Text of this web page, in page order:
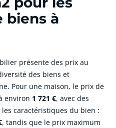
biens à
présente des prix au
des biens et
Pour une maison, le prix de
environ 1 721 €, avec des
caractéristiques du bien :
, tandis que le prix maximum